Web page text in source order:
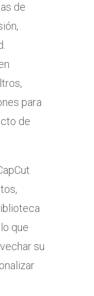
de
para
de
que
su